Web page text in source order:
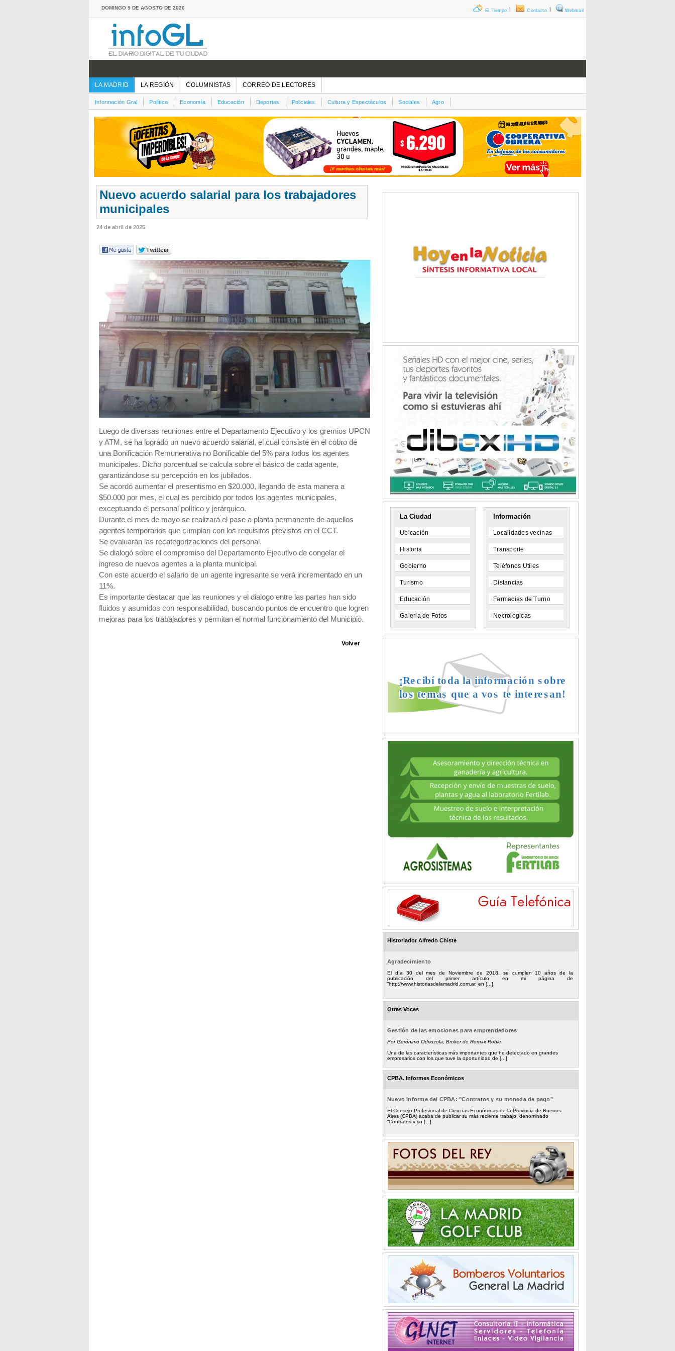
DOMINGO 9 DE AGOSTO DE 2026 Webmail
|
Contacto
|
El Tiempo
LA MADRID LA REGIÓN COLUMNISTAS CORREO DE LECTORES
Información Gral Política Economía Educación Deportes Policiales Cultura y Espectáculos Sociales Agro
Nuevo acuerdo salarial para los trabajadores
municipales
24 de abril de 2025
Luego de diversas reuniones entre el Departamento Ejecutivo y los gremios UPCN
y ATM, se ha logrado un nuevo acuerdo salarial, el cual consiste en el cobro de
una Bonificación Remunerativa no Bonificable del 5% para todos los agentes
municipales. Dicho porcentual se calcula sobre el básico de cada agente,
garantizándose su percepción en los jubilados.
Se acordó aumentar el presentismo en $20.000, llegando de esta manera a
$50.000 por mes, el cual es percibido por todos los agentes municipales,
exceptuando el personal político y jerárquico.
Durante el mes de mayo se realizará el pase a planta permanente de aquellos
agentes temporarios que cumplan con los requisitos previstos en el CCT.
Se evaluarán las recategorizaciones del personal.
Se dialogó sobre el compromiso del Departamento Ejecutivo de congelar el
ingreso de nuevos agentes a la planta municipal.
Con este acuerdo el salario de un agente ingresante se verá incrementado en un
11%.
Es importante destacar que las reuniones y el dialogo entre las partes han sido
fluidos y asumidos con responsabilidad, buscando puntos de encuentro que logren
mejoras para los trabajadores y permitan el normal funcionamiento del Municipio.
Volver
La Ciudad
Ubicación
Historia
Gobierno
Turismo
Educación
Galeria de Fotos
Información
Localidades vecinas
Transporte
Teléfonos Utiles
Distancias
Farmacias de Turno
Necrológicas
Historiador Alfredo Chiste
Agradecimiento
El día 30 del mes de Noviembre de 2018, se cumplen 10 años de la
publicación del primer artículo en mi página de
“http://www.historiasdelamadrid.com.ar, en [...]
Otras Voces
Gestión de las emociones para emprendedores
Por Gerónimo Odriozola, Broker de Remax Roble
Una de las características más importantes que he detectado en grandes
empresarios con los que tuve la oportunidad de [...]
CPBA. Informes Económicos
Nuevo informe del CPBA: "Contratos y su moneda de pago"
El Consejo Profesional de Ciencias Económicas de la Provincia de Buenos
Aires (CPBA) acaba de publicar su más reciente trabajo, denominado
“Contratos y su [...]